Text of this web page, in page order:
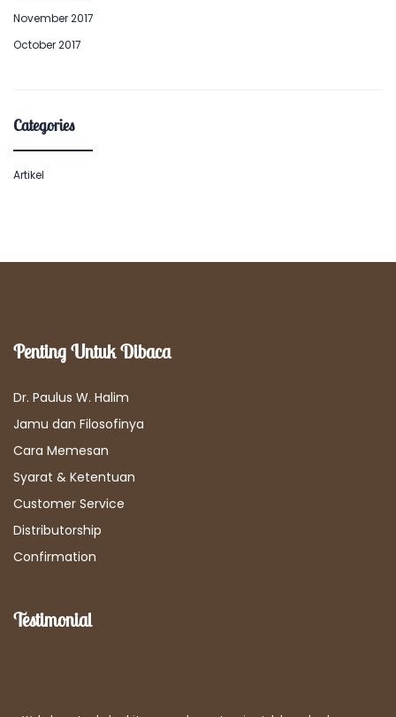
November 2017
October 2017
Categories
Artikel
Penting Untuk Dibaca
Dr. Paulus W. Halim
Jamu dan Filosofinya
Cara Memesan
Syarat & Ketentuan
Customer Service
Distributorship
Confirmation
Testimonial